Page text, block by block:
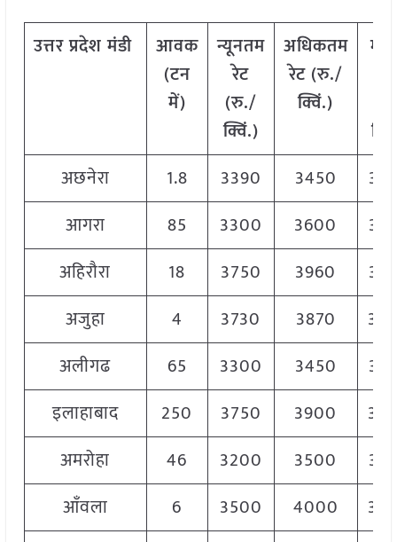
उत्तरप्रदेश मंडी
आवक
(टन
में)
न्यूनतम
रेट
(रु./
क्विं.)
अधिकतम
रेट (रु./
क्विं.)
अछनेरा
1.8 3390 3450
आगरा
85 3300 3600
अहिरौरा
18 3750 3960
अजुहा
4 3730 3870
अलीगढ
65 3300 3450
इलाहाबाद
250 3750 3900
अमरोहा
46 3200 3500
आँवला
6 3500 4000